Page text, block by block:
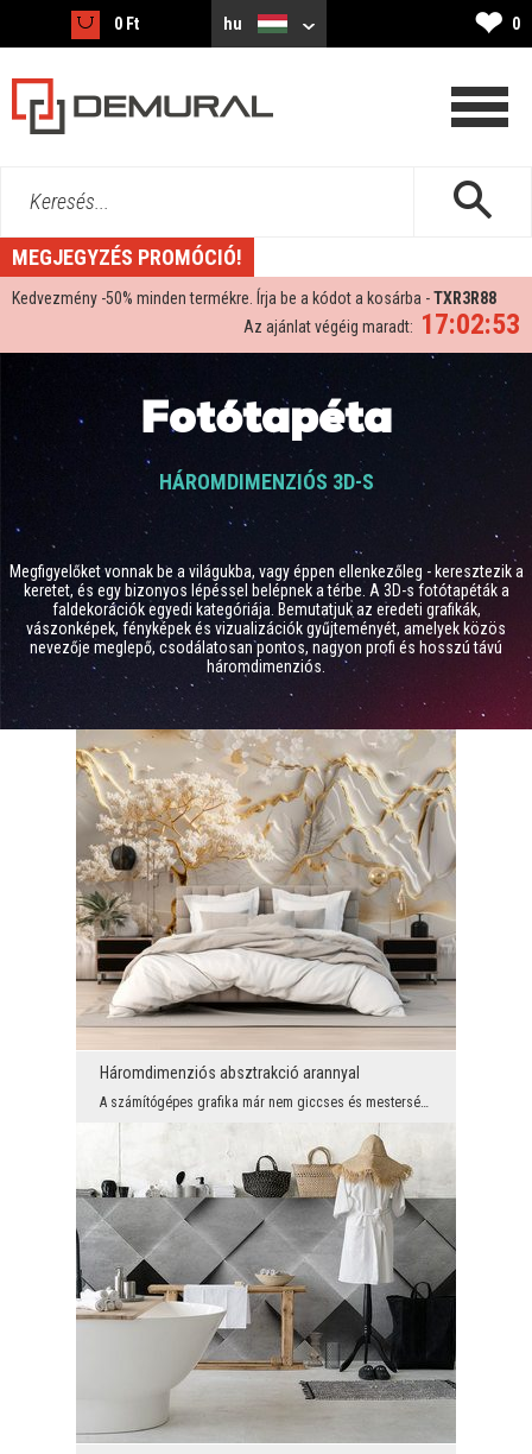
0 Ft hu ❤ 0
Keresés...
MEGJEGYZÉS PROMÓCIÓ!
Kedvezmény -50% minden termékre. Írja be a kódot a kosárba -TXR3R88
17:02:52
Az ajánlat végéig maradt:
Fotótapéta
HÁROMDIMENZIÓS 3D-S
Megfigyelőket vonnak be a világukba, vagy éppen ellenkezőleg - keresztezik a
keretet, és egy bizonyos lépéssel belépnek a térbe. A 3D-s fotótapéták a
faldekorációk egyedi kategóriája. Bemutatjuk az eredeti grafikák,
vászonképek, fényképek és vizualizációk gyűjteményét, amelyek közös
nevezője meglepő, csodálatosan pontos, nagyon profi és hosszú távú
háromdimenziós.
Háromdimenziós absztrakció arannyal
A számítógépes grafika már nem giccses és mesterséges képek. Most a természet által ihletett vált...